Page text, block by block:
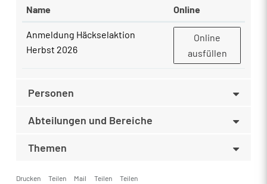
Name Online
Anmeldung Häckselaktion
Herbst 2026
Anmeldung
Online
ausfüllen
Personen
Abteilungen und Bereiche
Themen
Drucken Teilen Mail Teilen Teilen